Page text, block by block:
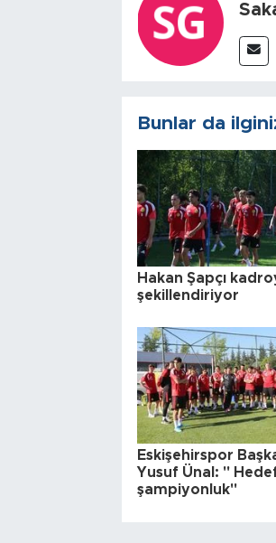
Bunlar da
Hakan Şapçı
şekillendiriyor
Eskişehirspor
Yusuf Ünal: "
şampiyonluk"